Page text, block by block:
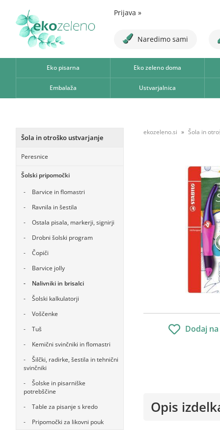
Prijava »
Naredimo sami
Eko pisarna Eko zeleno doma
Embalaža Ustvarjalnica
Šola in otroško ustvarjanje
Peresnice
Šolski pripomočki
Barvice in flomastri
Ravnila in šestila
Ostala pisala, markerji, signirji
Drobni šolski program
Čopiči
Barvice jolly
Nalivniki in brisalci
Šolski kalkulatorji
Voščenke
Tuš
Kemični svinčniki in flomastri
Šilčki, radirke, šestila in tehnični
svinčniki
Šolske in pisarniške
potrebščine
Table za pisanje s kredo
Pripomočki za likovni pouk
ekozeleno.si Šola in
Dodaj
Opis